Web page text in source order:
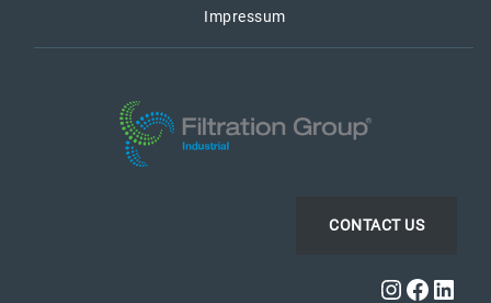
Impressum
CONTACT US